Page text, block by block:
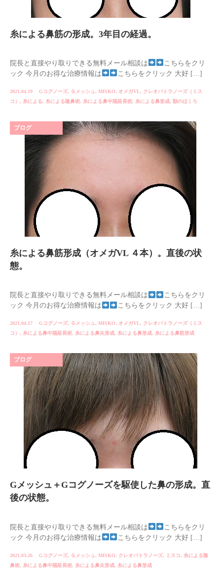
糸による鼻筋の形成。3年目の経過。
院長と直接やり取りできる無料メール相談は
こちらをクリ
ック 今月のお得な治療情報は
こちらをクリック 大好 […]
2021.04.19 Gコグノーズ, Ｇメッシュ , MISKO, オメガVL, クレオパトラノーズ（ミス
コ） , 糸による, 糸による隆鼻術, 糸による鼻中隔延長術, 糸による鼻形成, 額のほくろ
ブログ
糸による鼻筋形成（オメガVL ４本）。直後の状
態。
院長と直接やり取りできる無料メール相談は
こちらをクリ
ック 今月のお得な治療情報は
こちらをクリック 大好 […]
2021.04.17 Gコグノーズ, Ｇメッシュ, MISKO, オメガVL, クレオパトラノーズ（ミス
コ） , 糸による鼻中隔延長術, 糸による鼻尖形成, 糸による鼻形成, 糸による鼻筋形成
ブログ
Gメッシュ＋Gコグノーズを駆使した鼻の形成。直
後の状態。
院長と直接やり取りできる無料メール相談は
こちらをクリ
ック 今月のお得な治療情報は
こちらをクリック 大好 […]
2021.03.26 Gコグノーズ, Ｇメッシュ , MISKO, クレオパトラノーズ, ミスコ, 糸による隆
鼻術, 糸による鼻中隔延長術, 糸による鼻尖形成, 糸による鼻形成